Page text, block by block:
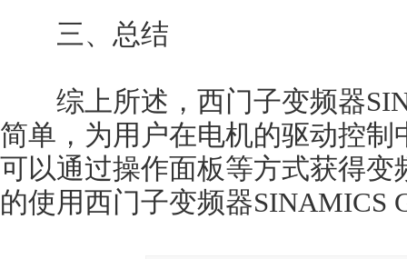
三、总结
综上所述，西门子变频器
简单，为用户在电机的驱动控
可以通过操作面板等方式获得
的使用西门子变频器SINAMICS